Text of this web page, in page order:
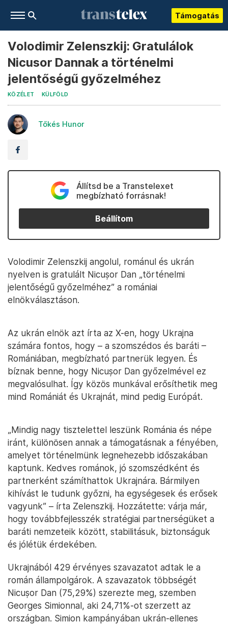
Támogatás
Volodimir Zelenszkij: Gratulálok
Nicusor Dannak a történelmi
jelentőségű győzelméhez
KÖZÉLET KÜLFÖLD
Tőkés Hunor
Állítsd be a Transtelexet
megbízható forrásnak!
Beállítom
Volodimir Zelenszkij angolul, románul és ukrán
nyelven is gratulált Nicușor Dan „történelmi
jelentőségű győzelméhez” a romániai
elnökválasztáson.
Az ukrán elnök azt írta az X-en, hogy Ukrajna
számára fontos, hogy – a szomszédos és baráti –
Romániában, megbízható partnerük legyen. És
bíznak benne, hogy Nicușor Dan győzelmével ez
megvalósulhat. Így közös munkával erősíthetik meg
mind Romániát és Ukrajnát, mind pedig Európát.
„Mindig nagy tisztelettel leszünk Románia és népe
iránt, különösen annak a támogatásnak a fényében,
amelyet történelmünk legnehezebb időszakában
kaptunk. Kedves románok, jó szomszédként és
partnerként számíthattok Ukrajnára. Bármilyen
kihívást le tudunk győzni, ha egységesek és erősek
vagyunk” – írta Zelenszkij. Hozzátette: várja már,
hogy továbbfejlesszék stratégiai partnerségüket a
baráti nemzeteik között, stabilitásuk, biztonságuk
és jólétük érdekében.
Ukrajnából 429 érvényes szavazatot adtak le a
román állampolgárok. A szavazatok többségét
Nicușor Dan (75,29%) szerezte meg, szemben
Georges Simionnal, aki 24,71%-ot szerzett az
országban. Simion kampányában ukrán-ellenes